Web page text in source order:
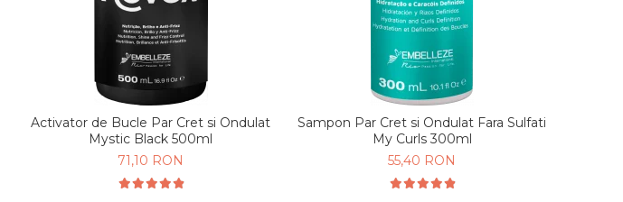
Activator de Bucle Par Cret si Ondulat
Mystic Black 500ml
71,10 RON
Sampon Par Cret si Ondulat Fara Sulfati
My Curls 300ml
55,40 RON